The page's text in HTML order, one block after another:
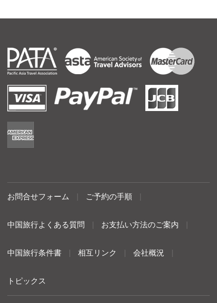
お問合せフォーム ご予約の手順
中国旅行よくある質問 お支払い方法のご案内
中国旅行条件書 相互リンク 会社概況
トピックス